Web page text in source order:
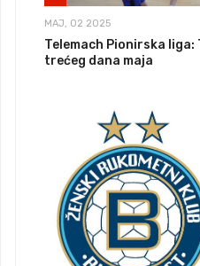
MAJ, 02 2025
Telemach Pionirska
trećeg dana maja